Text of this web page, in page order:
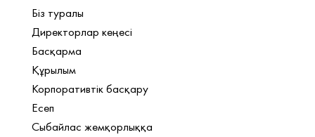
Біз туралы
Директорлар кеңесі
Басқарма
Құрылым
Корпоративтік басқару
Есеп
Сыбайлас жемқорлыққа